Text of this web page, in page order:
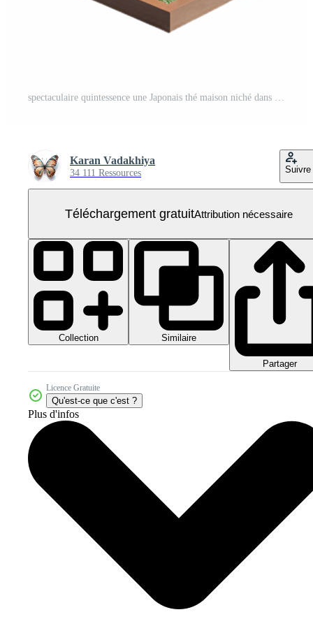
spectaculaire quintessence une Japonais thé maison niché dans une Zen jardin, doux Matin lumière filtration par bambou écrans, aquarelle peinture, minimaliste style PNG Gratuit
Karan Vadakhiya
34 111 Ressources Suivre
Téléchargement gratuitAttribution nécessaire
Collection Similaire
Partager
Licence Gratuite
Qu'est-ce que c'est ?
Plus d'infos